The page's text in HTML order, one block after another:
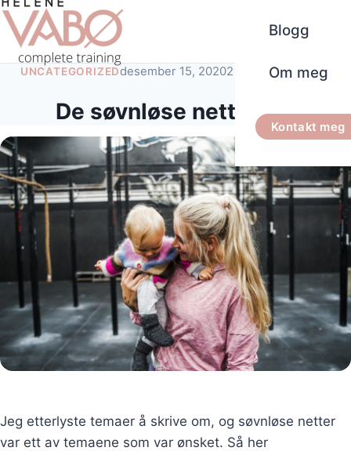
Blogg
Om meg
Kontakt meg
UNCATEGORIZEDdesember 15, 20202 minutters lesetid
De søvnløse nettene 2
Jeg etterlyste temaer å skrive om, og søvnløse netter
var ett av temaene som var ønsket. Så her